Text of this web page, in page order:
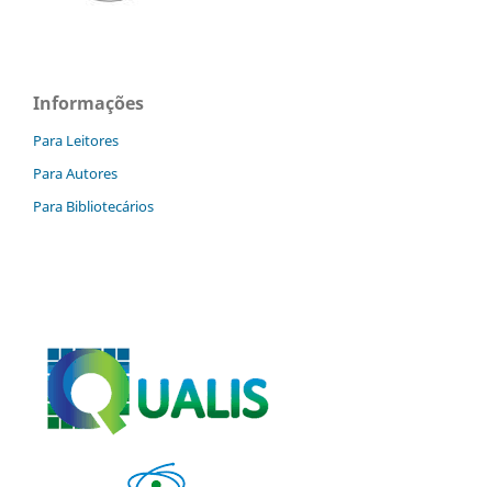
Informações
Para Leitores
Para Autores
Para Bibliotecários